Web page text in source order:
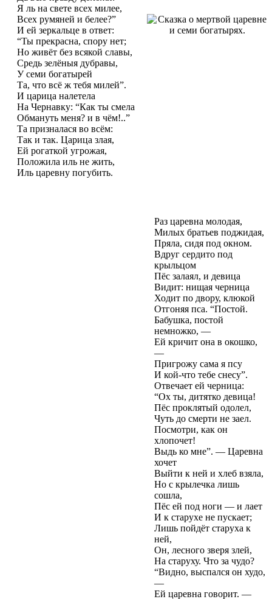
Я ль на свете всех милее,
Всех румяней и белее?”
И ей зеркальце в ответ:
“Ты прекрасна, спору нет;
Но живёт без всякой славы,
Средь зелёныя дубравы,
У семи богатырей
Та, что всё ж тебя милей”.
И царица налетела
На Чернавку: “Как ты смела
Обмануть меня? и в чём!..”
Та призналася во всём:
Так и так. Царица злая,
Ей рогаткой угрожая,
Положила иль не жить,
Иль царевну погубить.
Раз царевна молодая,
Милых братьев поджидая,
Пряла, сидя под окном.
Вдруг сердито под
крыльцом
Пёс залаял, и девица
Видит: нищая черница
Ходит по двору, клюкой
Отгоняя пса. “Постой.
Бабушка, постой
немножко, —
Ей кричит она в окошко,
—
Пригрожу сама я псу
И кой-что тебе снесу”.
Отвечает ей черница:
“Ох ты, дитятко девица!
Пёс проклятый одолел,
Чуть до смерти не заел.
Посмотри, как он
хлопочет!
Выдь ко мне”. — Царевна
хочет
Выйти к ней и хлеб взяла,
Но с крылечка лишь
сошла,
Пёс ей под ноги — и лает
И к старухе не пускает;
Лишь пойдёт старуха к
ней,
Он, лесного зверя злей,
На старуху. Что за чудо?
“Видно, выспался он худо,
—
Ей царевна говорит. —